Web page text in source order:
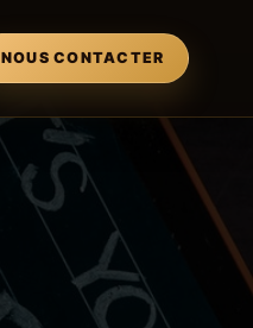
NOUS CONTACTER